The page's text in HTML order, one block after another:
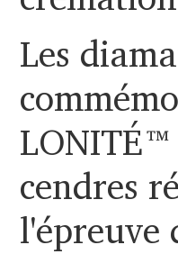
Les
LONITÉ™
cendres
l'épreuve